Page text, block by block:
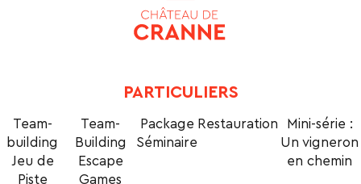
PARTICULIERS
Team-
building
Jeu de
Piste
Team-
Building
Escape
Games
Package
Séminaire
Restauration
Mini-série :
Un vigneron
en chemin